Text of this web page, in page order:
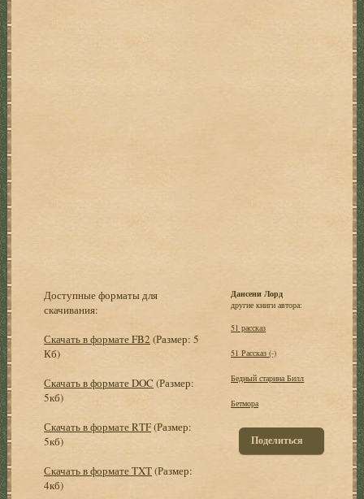
Доступные форматы для
скачивания:
Скачать в формате FB2 (Размер: 5
Кб)
Скачать в формате DOC (Размер:
5кб)
Скачать в формате RTF(Размер:
5кб)
Скачать в формате TXT(Размер:
4кб)
Дансени Лорд
другие книги автора:
51 рассказ
51 Рассказ (-)
Бедный старина Билл
Бетмора
Поделиться